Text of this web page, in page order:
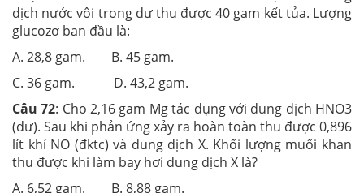
dịch nước vôi trong dư thu được 40 gam kết tủa. Lượng
glucozơ ban đầu là:
A. 28,8 gam. B. 45 gam.
C. 36 gam. D. 43,2 gam.
Câu 72: Cho 2,16 gam Mg tác dụng với dung dịch HNO3
(dư). Sau khi phản ứng xảy ra hoàn toàn thu được 0,896
lít khí NO (đktc) và dung dịch X. Khối lượng muối khan
thu được khi làm bay hơi dung dịch X là?
A. 6,52 gam. B. 8,88 gam.